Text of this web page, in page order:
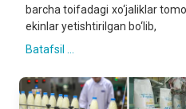
barcha toifadagi xo‘jaliklar
ekinlar yetishtirilgan bo‘lib,
Batafsil ...